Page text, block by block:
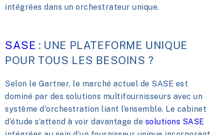
intégrées dans un orchestrateur unique.
SASE : UNE PLATEFORME UNIQUE
POUR TOUS LES BESOINS ?
Selon le Gartner, le marché actuel de SASE est
dominé par des solutions multifournisseurs avec un
système d'orchestration liant l’ensemble. Le cabinet
d’étude s’attend à voir davantage de solutions SASE